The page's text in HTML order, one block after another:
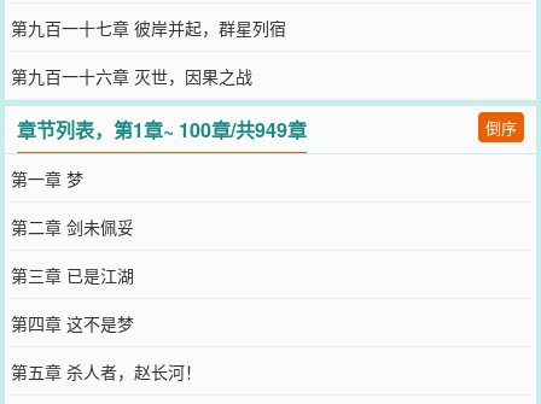
第九百一十七章 彼岸并起，群星列宿
第九百一十六章 灭世，因果之战
章节列表，第1章~ 100章/共949章 倒序
第一章 梦
第二章 剑未佩妥
第三章 已是江湖
第四章 这不是梦
第五章 杀人者，赵长河！